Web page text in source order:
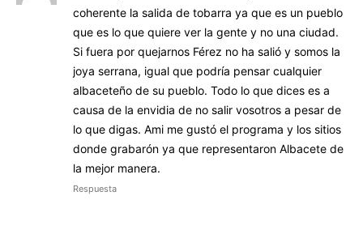
coherente la salida de tobarra ya que es un pueblo
que es lo que quiere ver la gente y no una ciudad.
Si fuera por quejarnos Férez no ha salió y somos la
joya serrana, igual que podría pensar cualquier
albaceteño de su pueblo. Todo lo que dices es a
causa de la envidia de no salir vosotros a pesar de
lo que digas. Ami me gustó el programa y los sitios
donde grabarón ya que representaron Albacete de
la mejor manera.
Respuesta